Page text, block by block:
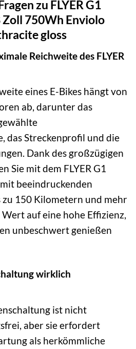
zu FLYER G1
750Wh Enviolo
gloss
Reichweite des FLYER
eines E-Bikes hängt von
ab, darunter das
das Streckenprofil und die
Dank des großzügigen
Sie mit dem FLYER G1
beeindruckenden
zu 150 Kilometern und mehr
Wert auf eine hohe Effizienz,
unbeschwert genießen
wirklich
ist nicht
aber sie erfordert
als herkömmliche